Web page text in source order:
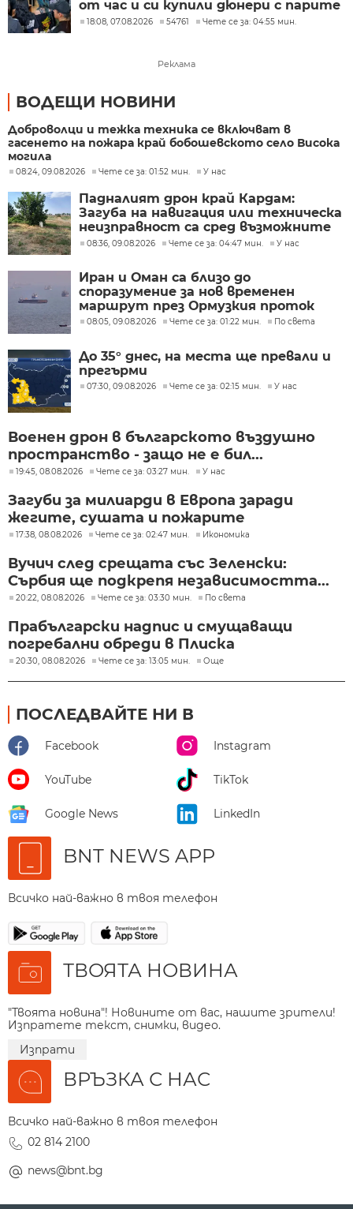
от час и си купили дюнери с парите
му
18:08, 07.08.2026 54761 Чете се за: 04:55 мин.
Реклама
ВОДЕЩИ НОВИНИ
Доброволци и тежка техника се включват в
гасенето на пожара край бобошевското село Висока
могила
08:24, 09.08.2026 Чете се за: 01:52 мин. У нас
Падналият дрон край Кардам:
Загуба на навигация или техническа
неизправност са сред възможните
причини
08:36, 09.08.2026 Чете се за: 04:47 мин. У нас
Иран и Оман са близо до
споразумение за нов временен
маршрут през Ормузкия проток
08:05, 09.08.2026 Чете се за: 01:22 мин. По света
До 35° днес, на места ще превали и
прегърми
07:30, 09.08.2026 Чете се за: 02:15 мин. У нас
Военен дрон в българското въздушно
пространство - защо не е бил...
19:45, 08.08.2026 Чете се за: 03:27 мин. У нас
Загуби за милиарди в Европа заради
жегите, сушата и пожарите
17:38, 08.08.2026 Чете се за: 02:47 мин. Икономика
Вучич след срещата със Зеленски:
Сърбия ще подкрепя независимостта...
20:22, 08.08.2026 Чете се за: 03:30 мин. По света
Прабългарски надпис и смущаващи
погребални обреди в Плиска
20:30, 08.08.2026 Чете се за: 13:05 мин. Още
ПОСЛЕДВАЙТЕ НИ В
Facebook Instagram
YouTube TikTok
Google News LinkedIn
BNT NEWS APP
Всичко най-важно в твоя телефон
ТВОЯТА НОВИНА
"Твоята новина"! Новините от вас, нашите зрители!
Изпратете текст, снимки, видео.
Изпрати
ВРЪЗКА С НАС
Всичко най-важно в твоя телефон
02 814 2100
news@bnt.bg